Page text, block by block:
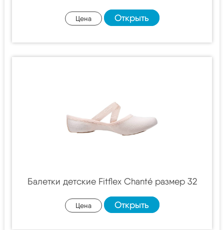
Цена Открыть
Балетки детские Fitflex Chanté размер 32
Цена Открыть